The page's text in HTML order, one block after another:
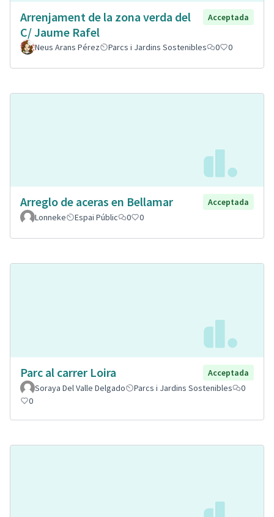
Arrenjament de la zona verda del
C/ Jaume Rafel
Acceptada
Neus Arans Pérez Parcs i Jardins Sostenibles 0 0
Arreglo de aceras en Bellamar
Acceptada
Lonneke
Espai Públic 0 0
Parc al carrer Loira
Acceptada
Soraya Del Valle Delgado
Parcs i Jardins Sostenibles
0
0